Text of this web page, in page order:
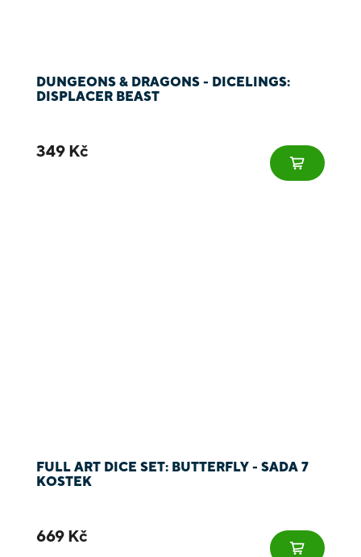
DUNGEONS & DRAGONS - DICELINGS:
DISPLACER BEAST
349 Kč
FULL ART DICE SET: BUTTERFLY - SADA 7
KOSTEK
669 Kč